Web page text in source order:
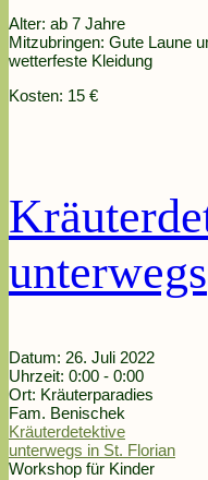
Alter: ab 7 Jahre
Mitzubringen: Gute Laune
wetterfeste Kleidung
Kosten: 15 €
unterwegs
Datum: 26. Juli 2022
Uhrzeit: 0:00 - 0:00
Ort: Kräuterparadies
Fam. Benischek
Kräuterdetektive
unterwegs in St. Florian
Workshop für Kinder